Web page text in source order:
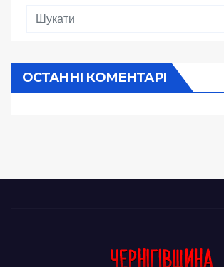
ОСТАННІ КОМЕНТАРІ